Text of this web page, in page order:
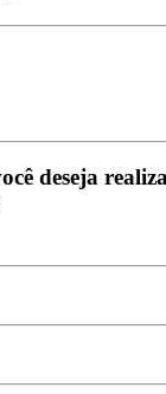
deseja